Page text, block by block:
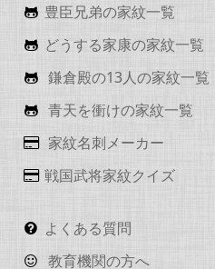
豊臣兄弟の家紋一覧
どうする家康の家紋一覧
鎌倉殿の13人の家紋一覧
青天を衝けの家紋一覧
家紋名刺メーカー
戦国武将家紋クイズ
よくある質問
教育機関の方へ